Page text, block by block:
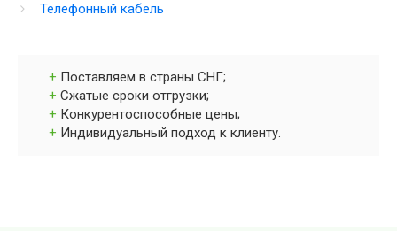
Телефонный кабель
Поставляем в страны СНГ;
Сжатые сроки отгрузки;
Конкурентоспособные цены;
Индивидуальный подход к клиенту.